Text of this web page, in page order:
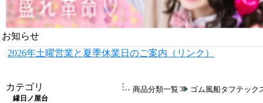
お知らせ
2026年土曜営業と夏季休業日のご案内（リンク）
カテゴリ
縁日ノ屋台
商品分類一覧 ゴム風船タフテック